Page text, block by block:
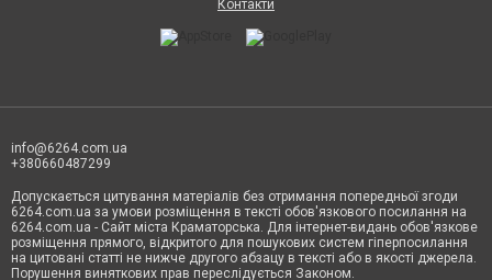
Контакти
info@6264.com.ua
+380660487299
Допускається цитування матеріалів без отримання попередньої згоди
6264.com.ua за умови розміщення в тексті обов'язкового посилання на
6264.com.ua - Сайт міста Краматорська. Для інтернет-видань обов'язкове
розміщення прямого, відкритого для пошукових систем гіперпосилання
на цитовані статті не нижче другого абзацу в тексті або в якості джерела.
Порушення виняткових прав переслідується Законом.